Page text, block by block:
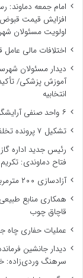
امام جمعه دماوند:
افزایش قیمت قبوض
اولویت مسئولان
اختلافات مالی
دیدار مسئولان
آموزش پزشکی/
انتخابیه
۶ واحد صنفی آرایشگری متخلف در رودهن به تعزیرات معرفی شدند
تشکیل ۷ پرونده تخلف برای واحدهای صنفی املاک در رودهن و مهرآباد
رئیس جدید اداره
فتاح دماوندی:
آزادسازی ۲۰۰ مترمربع از اراضی ملی در پلاک مغانک شهرستان دماوند
همکاری منابع
قاچاق چوب
عملیات حفاری چاه
دیدار جانشین
سرهنگ وردی‌زاده: